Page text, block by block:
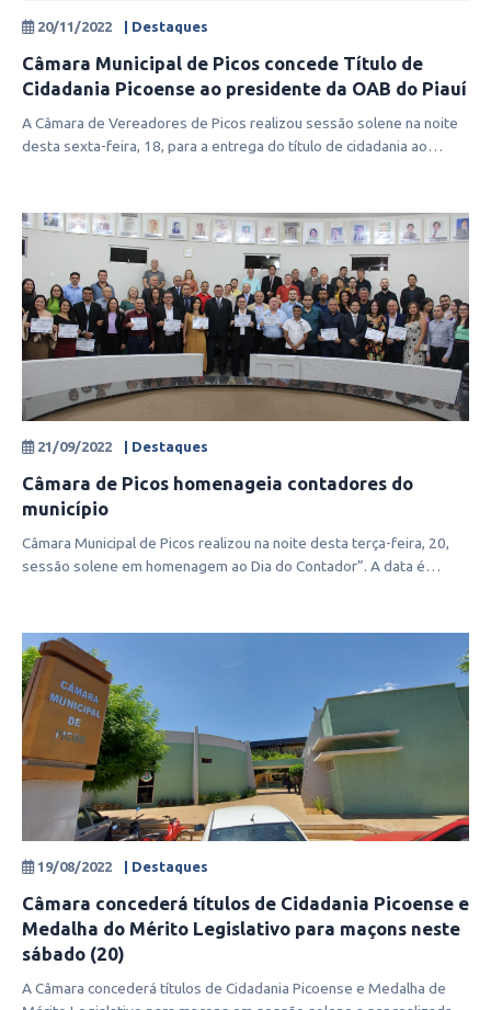
20/11/2022 | Destaques
Câmara Municipal de Picos concede Título de
Cidadania Picoense ao presidente da OAB do Piauí
A Câmara de Vereadores de Picos realizou sessão solene na noite
desta sexta-feira, 18, para a entrega do título de cidadania ao
21/09/2022 | Destaques
Câmara de Picos homenageia contadores do
município
Câmara Municipal de Picos realizou na noite desta terça-feira, 20,
sessão solene em homenagem ao Dia do Contador”. A data é
19/08/2022 | Destaques
Câmara concederá títulos de Cidadania Picoense e
Medalha do Mérito Legislativo para maçons neste
sábado (20)
A Câmara concederá títulos de Cidadania Picoense e Medalha de